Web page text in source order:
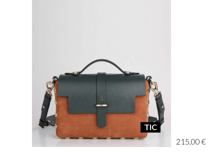
TIC
215,00 €